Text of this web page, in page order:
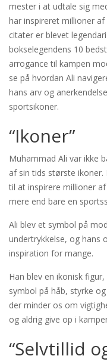
mester i at udtale sig
har inspireret millioner
citater er blevet
bokselegendens 10
arrogance til kampen
se på hvordan Ali
hans arv og
sportsikoner.
“Ikoner”
Muhammad Ali var ikke
af sin tids største ikoner.
til at inspirere millioner
mere end bare en
Ali blev et symbol på
undertrykkelse, og hans
inspiration for mange.
Han blev en ikonisk
symbol på håb, styrke
der minder os om
og aldrig give op i
“Selvtillid